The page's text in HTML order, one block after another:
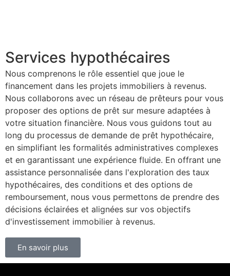
Services hypothécaires
Nous comprenons le rôle essentiel que joue le
financement dans les projets immobiliers à revenus.
Nous collaborons avec un réseau de prêteurs pour vous
proposer des options de prêt sur mesure adaptées à
votre situation financière. Nous vous guidons tout au
long du processus de demande de prêt hypothécaire,
en simplifiant les formalités administratives complexes
et en garantissant une expérience fluide. En offrant une
assistance personnalisée dans l'exploration des taux
hypothécaires, des conditions et des options de
remboursement, nous vous permettons de prendre des
décisions éclairées et alignées sur vos objectifs
d'investissement immobilier à revenus.
En savoir plus